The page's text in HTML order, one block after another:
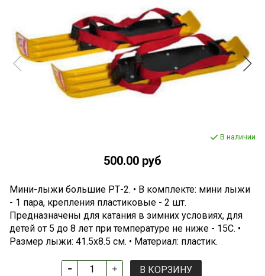
В наличии
500.00 руб
Мини-лыжи большие РТ-2. • В комплекте: мини лыжи
- 1 пара, крепления пластиковые - 2 шт.
Предназначены для катания в зимних условиях, для
детей от 5 до 8 лет при температуре не ниже - 15С. •
Размер лыжи: 41.5х8.5 см. • Материал: пластик.
В КОРЗИНУ